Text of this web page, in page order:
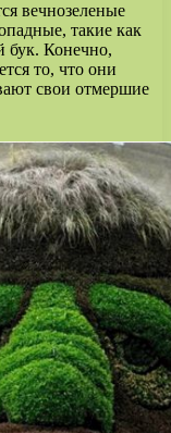
вечнозеленые
такие как
бук. Конечно,
то, что они
свои отмершие